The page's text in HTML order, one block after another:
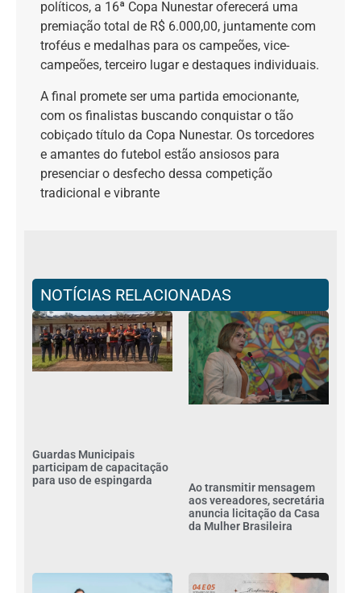
políticos, a 16ª Copa Nunestar oferecerá uma
premiação total de R$ 6.000,00, juntamente com
troféus e medalhas para os campeões, vice-
campeões, terceiro lugar e destaques individuais.
A final promete ser uma partida emocionante,
com os finalistas buscando conquistar o tão
cobiçado título da Copa Nunestar. Os torcedores
e amantes do futebol estão ansiosos para
presenciar o desfecho dessa competição
tradicional e vibrante
NOTÍCIAS RELACIONADAS
Guardas Municipais
participam de capacitação
para uso de espingarda
Ao transmitir mensagem
aos vereadores, secretária
anuncia licitação da Casa
da Mulher Brasileira